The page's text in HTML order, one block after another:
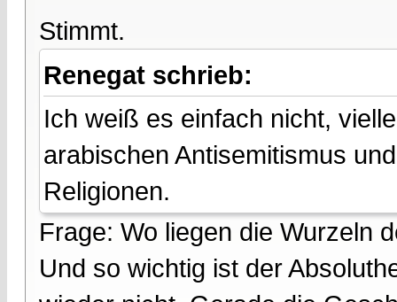
Stimmt.
Renegat schrieb:
Ich weiß es einfach nicht,
arabischen Antisemitismus
Religionen.
Frage: Wo liegen die Wurzeln
Und so wichtig ist der